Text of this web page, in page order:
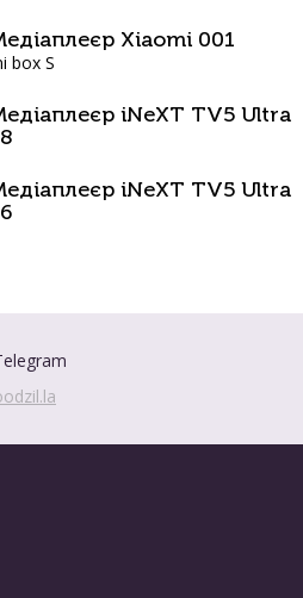
Xiaomi 001
box S
iNeXT TV5 Ultra
iNeXT TV5 Ultra